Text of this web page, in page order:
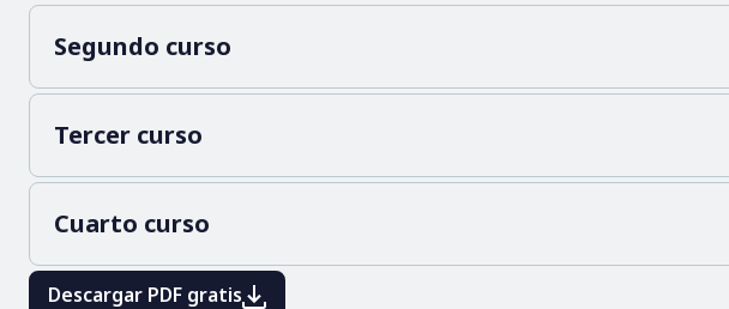
Segundo curso
Tercer curso
Cuarto curso
Descargar PDF gratis